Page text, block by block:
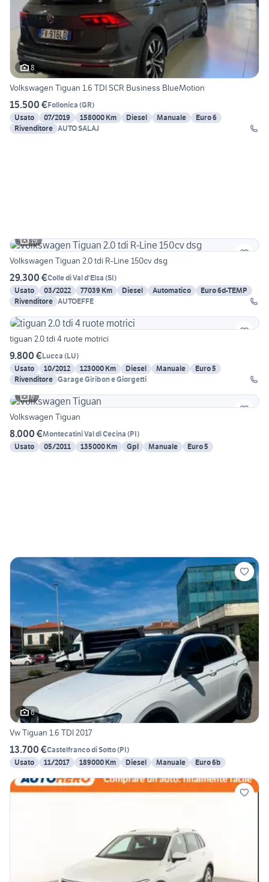
8
Volkswagen Tiguan 1.6 TDI SCR Business BlueMotion
15.500 €Follonica (GR)
Usato
07/2019 158000 Km Diesel Manuale
Euro 6
Rivenditore AUTO SALAJ
19
Volkswagen Tiguan 2.0 tdi R-Line 150cv dsg
29.300 €Colle di Val d'Elsa (SI)
Usato
03/2022 77039 Km Diesel Automatico
Euro 6d-TEMP
Rivenditore AUTOEFFE
tiguan 2.0 tdi 4 ruote motrici
9.800 €Lucca (LU)
Usato
10/2012 123000 Km Diesel Manuale
Euro 5
Rivenditore Garage Giribon e Giorgetti
6
Volkswagen Tiguan
8.000 €Montecatini Val di Cecina (PI)
Usato
05/2011 135000 Km Gpl Manuale Euro 5
6
Vw Tiguan 1.6 TDI 2017
13.700 €Castelfranco di Sotto(PI)
Usato
11/2017 189000 Km Diesel Manuale Euro 6b